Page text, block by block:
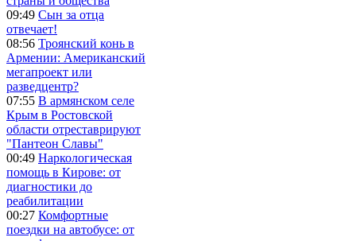
09:49 Сын за отца
отвечает!
08:56 Троянский конь в
Армении: Американский
мегапроект или
разведцентр?
07:55 В армянском селе
Крым в Ростовской
области отреставрируют
"Пантеон Славы"
00:49 Наркологическая
помощь в Кирове: от
диагностики до
реабилитации
00:27 Комфортные
поездки на автобусе: от